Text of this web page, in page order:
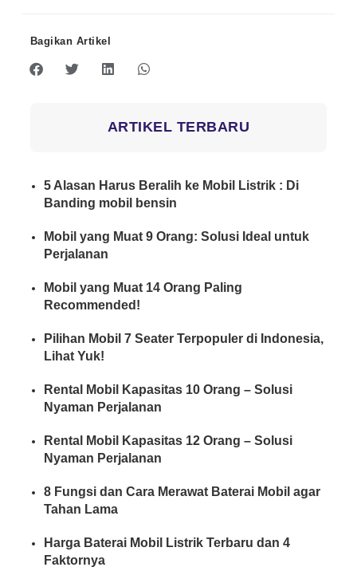
Bagikan Artikel
ARTIKEL TERBARU
5 Alasan Harus Beralih ke Mobil Listrik : Di
Banding mobil bensin
Mobil yang Muat 9 Orang: Solusi Ideal untuk
Perjalanan
Mobil yang Muat 14 Orang Paling
Recommended!
Pilihan Mobil 7 Seater Terpopuler di Indonesia,
Lihat Yuk!
Rental Mobil Kapasitas 10 Orang – Solusi
Nyaman Perjalanan
Rental Mobil Kapasitas 12 Orang – Solusi
Nyaman Perjalanan
8 Fungsi dan Cara Merawat Baterai Mobil agar
Tahan Lama
Harga Baterai Mobil Listrik Terbaru dan 4
Faktornya